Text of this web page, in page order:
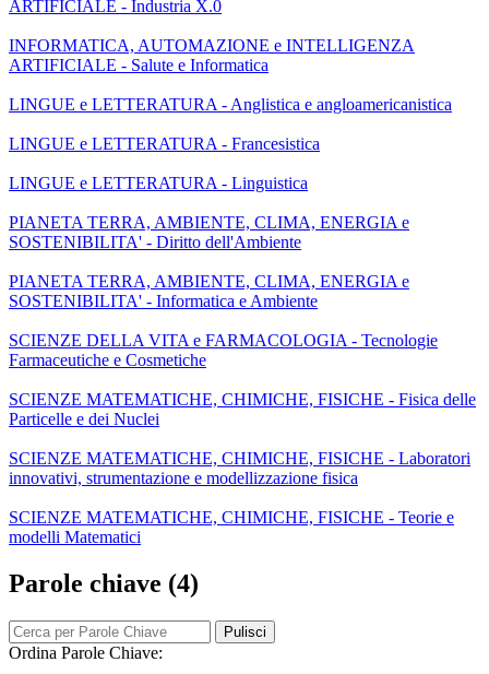
ARTIFICIALE - Industria X.0
INFORMATICA, AUTOMAZIONE e INTELLIGENZA
ARTIFICIALE - Salute e Informatica
LINGUE e LETTERATURA - Anglistica e angloamericanistica
LINGUE e LETTERATURA - Francesistica
LINGUE e LETTERATURA - Linguistica
PIANETA TERRA, AMBIENTE, CLIMA, ENERGIA e
SOSTENIBILITA' - Diritto dell'Ambiente
PIANETA TERRA, AMBIENTE, CLIMA, ENERGIA e
SOSTENIBILITA' - Informatica e Ambiente
SCIENZE DELLA VITA e FARMACOLOGIA - Tecnologie
Farmaceutiche e Cosmetiche
SCIENZE MATEMATICHE, CHIMICHE, FISICHE - Fisica delle
Particelle e dei Nuclei
SCIENZE MATEMATICHE, CHIMICHE, FISICHE - Laboratori
innovativi, strumentazione e modellizzazione fisica
SCIENZE MATEMATICHE, CHIMICHE, FISICHE - Teorie e
modelli Matematici
Parole chiave (4)
Pulisci
Ordina Parole Chiave: